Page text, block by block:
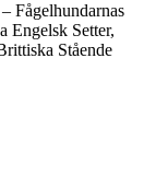
Fågelhundarnas
Engelsk Setter,
Stående